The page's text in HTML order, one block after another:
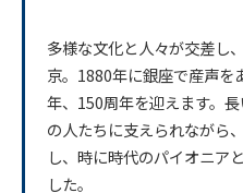
多様な文化と人々が交差し
京。1880年に銀座で産声を
年、150周年を迎えます。
の人たちに支えられながら
し、時に時代のパイオニア
した。